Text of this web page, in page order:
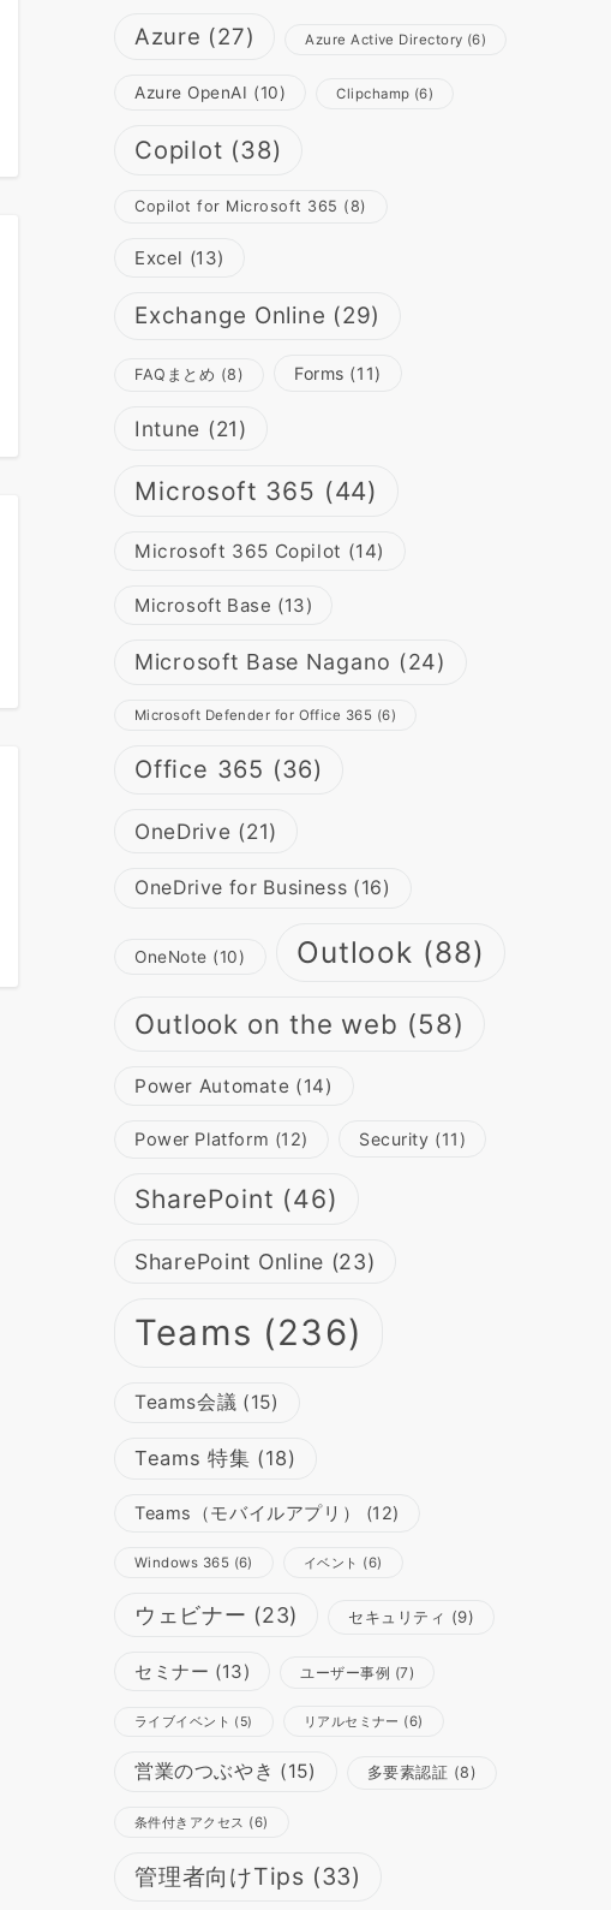
Azure (27) Azure Active Directory (6)
Azure OpenAI (10) Clipchamp (6)
Copilot (38)
Copilot for Microsoft 365 (8)
Excel (13)
Exchange Online (29)
FAQまとめ (8) Forms (11)
Intune (21)
Microsoft 365 (44)
Microsoft 365 Copilot (14)
Microsoft Base (13)
Microsoft Base Nagano (24)
Microsoft Defender for Office 365 (6)
Office 365 (36)
OneDrive (21)
OneDrive for Business (16)
OneNote (10) Outlook (88)
Outlook on the web (58)
Power Automate (14)
Power Platform (12) Security (11)
SharePoint (46)
SharePoint Online (23)
Teams (236)
Teams会議 (15)
Teams 特集 (18)
Teams（モバイルアプリ） (12)
Windows 365 (6) イベント (6)
ウェビナー (23) セキュリティ (9)
セミナー (13) ユーザー事例 (7)
ライブイベント (5) リアルセミナー (6)
営業のつぶやき (15) 多要素認証 (8)
条件付きアクセス (6)
管理者向けTips (33)